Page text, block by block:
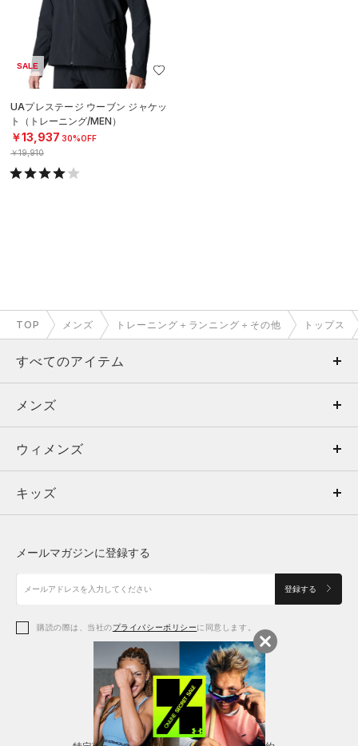
SALE
UAプレステージ ウーブン ジャケッ
ト（トレーニング/MEN）
￥13,937 30%OFF
￥19,910
TOP メンズ トレーニング＋ランニング＋その他 トップス
すべてのアイテム
メンズ
ウィメンズ
キッズ
アクセサリー
メンズ
トップス
ボトムス
アクセサリー
ウィメンズ
トップス
シューズ
アクセサリー
レギンス＆タイツ
キッズ
シューズ
メールマガジンに登録する
登録する
購読の際は、当社のプライバシーポリシーに同意します。